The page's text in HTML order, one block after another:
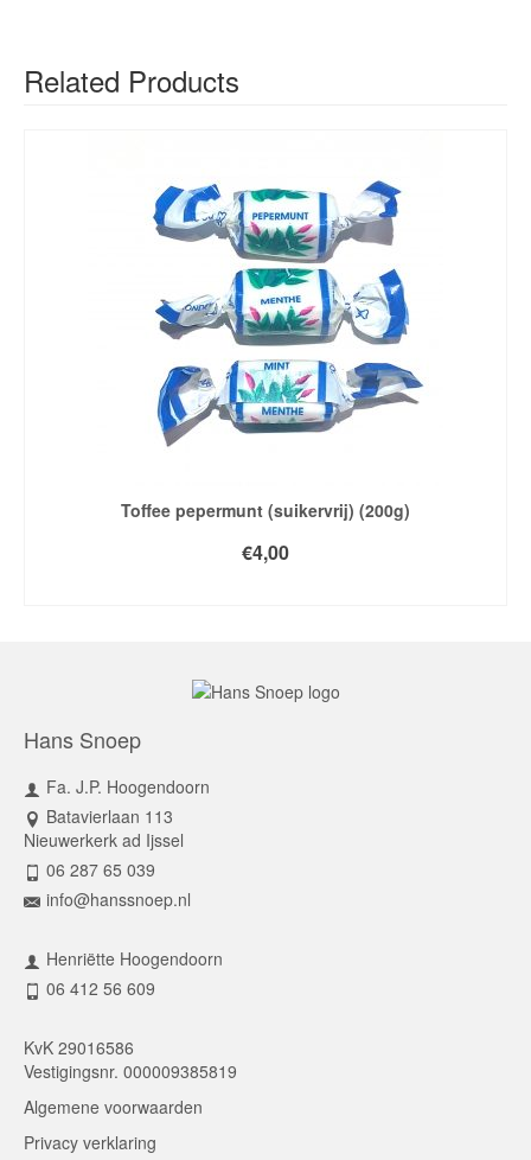
Related Products
Toffee pepermunt (suikervrij) (200g)
€4,00
Hans Snoep
Fa. J.P. Hoogendoorn
Batavierlaan 113
Nieuwerkerk ad Ijssel
06 287 65 039
info@hanssnoep.nl
Henriëtte Hoogendoorn
06 412 56 609
KvK 29016586
Vestigingsnr. 000009385819
Algemene voorwaarden
Privacy verklaring